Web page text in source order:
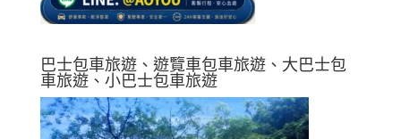
巴士包車旅遊、遊覽車包車旅遊、大巴士包
車旅遊、小巴士包車旅遊